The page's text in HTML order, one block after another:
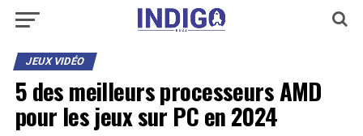
JEUX VIDÉO
5 des meilleurs processeurs AMD
pour les jeux sur PC en 2024